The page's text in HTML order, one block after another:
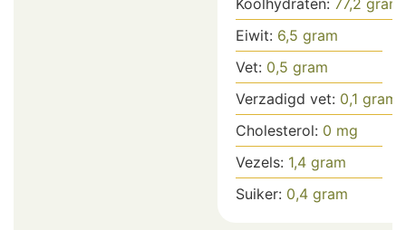
Koolhydraten: 77,2 gram
Eiwit: 6,5 gram
Vet: 0,5 gram
Verzadigd vet: 0,1 gram
Cholesterol: 0 mg
Vezels: 1,4 gram
Suiker: 0,4 gram